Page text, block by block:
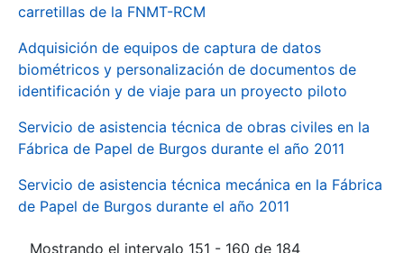
carretillas de la FNMT-RCM
Adquisición de equipos de captura de datos
biométricos y personalización de documentos de
identificación y de viaje para un proyecto piloto
Servicio de asistencia técnica de obras civiles en la
Fábrica de Papel de Burgos durante el año 2011
Servicio de asistencia técnica mecánica en la Fábrica
de Papel de Burgos durante el año 2011
Mostrando el intervalo 151 - 160 de 184